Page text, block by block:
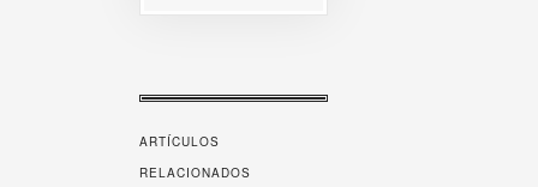
ARTÍCULOS
RELACIONADOS